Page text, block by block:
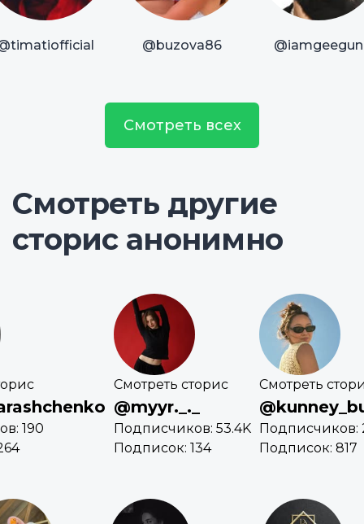
@buzova86 @iamgeegun
Смотреть всех
Смотреть другие
сторис анонимно
190
Смотреть сторис
@myyr._._
Подписчиков: 53.4K
Подписок: 134
Смотреть
Подписчиков:
Подписок: 817